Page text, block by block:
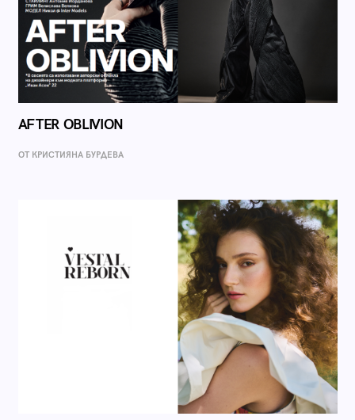
AFTER OBLIVION
ОТ КРИСТИЯНА БУРДЕВА